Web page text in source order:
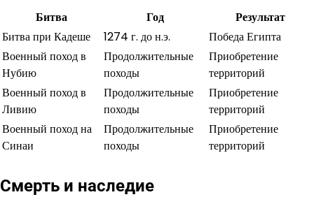
Битва
Год
Результат
Битва при Кадеше
1274 г. до н.э.
Победа Египта
Военный поход в
Нубию
Продолжительные
походы
Приобретение
территорий
Военный поход в
Ливию
Продолжительные
походы
Приобретение
территорий
Военный поход на
Синаи
Продолжительные
походы
Приобретение
территорий
Смерть и наследие